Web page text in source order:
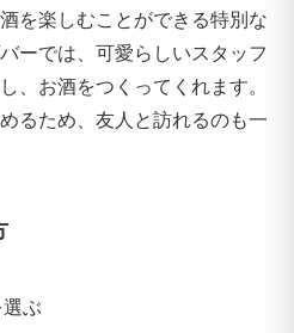
を楽しむことができる特別な
ーでは、可愛らしいスタッフ
、お酒をつくってくれます。
るため、友人と訪れるのも一
ぶ